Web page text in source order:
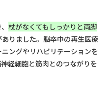
杖がなくてもしっかりと両脚
ありました。脳卒中の再生医療
ングやリハビリテーションを
経細胞と筋肉とのつながりを